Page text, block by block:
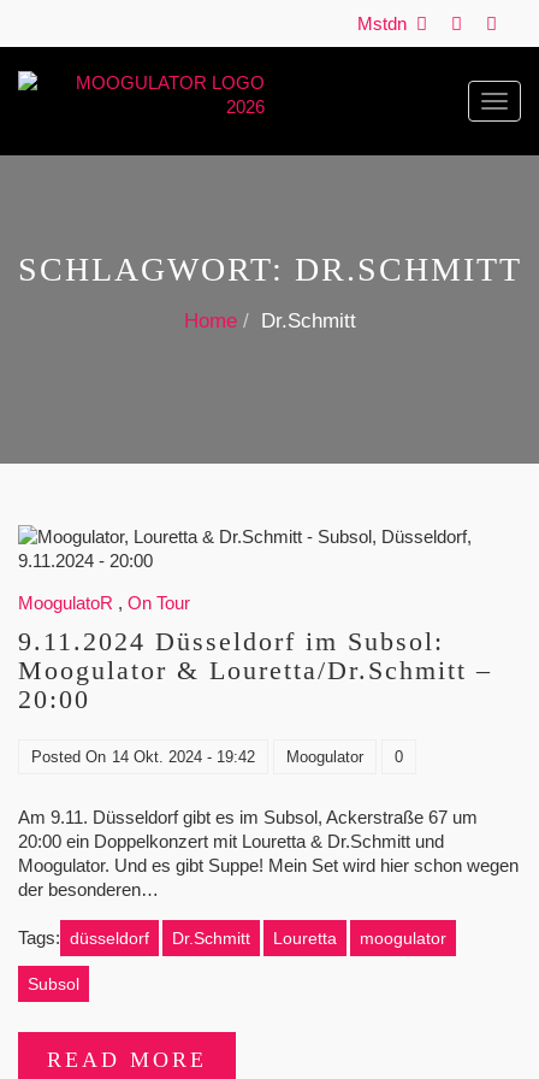
Mstdn
SCHLAGWORT: DR.SCHMITT
Home Dr.Schmitt
MoogulatoR , On Tour
9.11.2024 Düsseldorf im Subsol:
Moogulator & Louretta/Dr.Schmitt –
20:00
Posted On 14 Okt. 2024 - 19:42 Moogulator 0
Am 9.11. Düsseldorf gibt es im Subsol, Ackerstraße 67 um
20:00 ein Doppelkonzert mit Louretta & Dr.Schmitt und
Moogulator. Und es gibt Suppe! Mein Set wird hier schon wegen
der besonderen…
Tags: düsseldorf Dr.Schmitt Louretta moogulator
Subsol
READ MORE